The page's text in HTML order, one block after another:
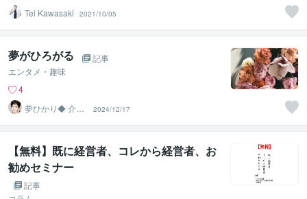
Tei Kawasaki
2021/10/05
夢がひろがる
記事
エンタメ・趣味
4
夢ひかり◆ 介護
相談 お話リフ
レッシュ
2024/12/17
【無料】既に経営者、コレから経営者、お
勧めセミナー
記事